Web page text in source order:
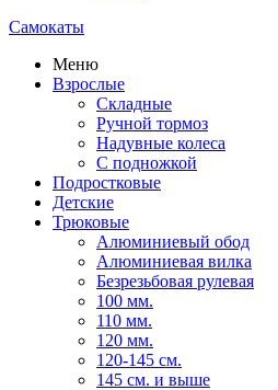
Самокаты
Меню
Взрослые
Складные
Ручной тормоз
Надувные колеса
С подножкой
Подростковые
Детские
Трюковые
Алюминиевый обод
Алюминиевая вилка
Безрезьбовая рулевая
100 мм.
110 мм.
120 мм.
120-145 см.
145 см. и выше